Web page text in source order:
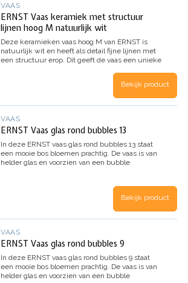
VAAS
ERNST Vaas keramiek met structuur
lijnen hoog M natuurlijk wit
Deze keramieken vaas hoog M van ERNST is
natuurlijk wit en heeft als detail fijne lijnen met
een structuur erop. Dit geeft de vaas een unieke
Bekijk product
VAAS
ERNST Vaas glas rond bubbles 13
In deze ERNST vaas glas rond bubbles 13 staat
een mooie bos bloemen prachtig. De vaas is van
helder glas en voorzien van een bubble
Bekijk product
VAAS
ERNST Vaas glas rond bubbles 9
In deze ERNST vaas glas rond bubbles 9 staat
een mooie bos bloemen prachtig. De vaas is van
helder glas en voorzien van een bubble